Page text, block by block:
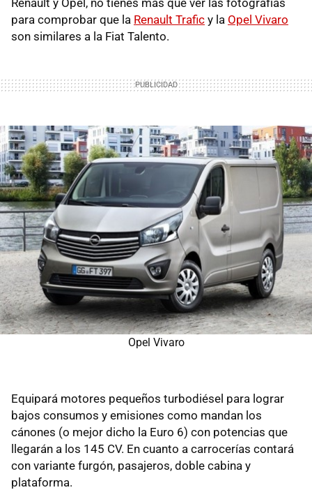
Renault y Opel, no tienes más que ver las fotografías
para comprobar que la Renault Trafic y la Opel Vivaro
son similares a la Fiat Talento.
Opel Vivaro
Equipará motores pequeños turbodiésel para lograr
bajos consumos y emisiones como mandan los
cánones (o mejor dicho la Euro 6) con potencias que
llegarán a los 145 CV. En cuanto a carrocerías contará
con variante furgón, pasajeros, doble cabina y
plataforma.